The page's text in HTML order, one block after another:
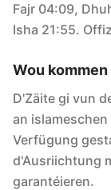
Fajr 04:09,
Isha 21:55.
Wou
D'Zäite gi vun
an
Verfügung
d'Ausriichtung
garantéieren.